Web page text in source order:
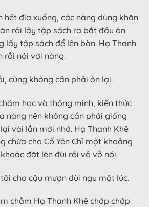
hết đĩa xuống, các nàng dùng khăn
rồi lấy tập sách ra bắt đầu ôn
lấy tập sách để lên bàn. Hạ Thanh
rồi nói với nàng.
cũng không cần phải ôn lại.
học và thông minh, kiến thức
nàng nên không cần phải giống
vài lần mới nhớ. Hạ Thanh Khê
chừa cho Cố Yên Chỉ một khoảng
đặt lên đùi rồi vỗ vỗ nói.
cho cậu mượn đùi ngủ một lúc.
chằm Hạ Thanh Khê chớp chớp